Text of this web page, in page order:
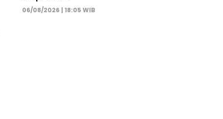
06/08/2026 | 18:05 WIB